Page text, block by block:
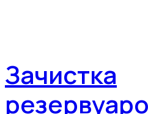
Зачистка